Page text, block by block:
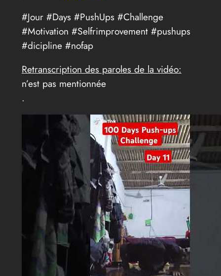
#Jour #Days #PushUps #Challenge
#Motivation #Selfrimprovement #pushups
#dicipline #nofap
Retranscription des paroles de la vidéo:
n’est pas mentionnée
.